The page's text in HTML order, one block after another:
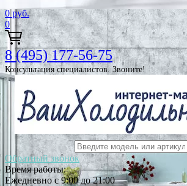
0 руб.
0
8 (495) 177-56-75
Консультация специалистов. Звоните!
Обратный звонок
Время работы:
Ежедневно с 9:00 до 21:00